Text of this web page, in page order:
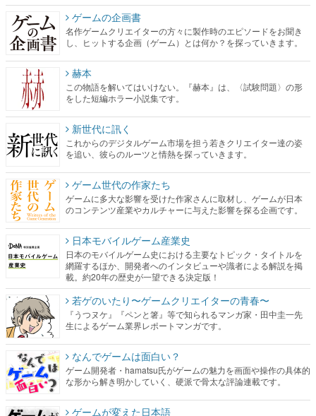
ゲームの企画書
名作ゲームクリエイターの方々に製作時のエピソードをお聞き
し、ヒットする企画（ゲーム）とは何か？を探っていきます。
赫本
この物語を解いてはいけない。『赫本』は、〈試験問題〉の形
をした短編ホラー小説集です。
新世代に訊く
これからのデジタルゲーム市場を担う若きクリエイター達の姿
を追い、彼らのルーツと情熱を探っていきます。
ゲーム世代の作家たち
ゲームに多大な影響を受けた作家さんに取材し、ゲームが日本
のコンテンツ産業やカルチャーに与えた影響を探る企画です。
日本モバイルゲーム産業史
日本のモバイルゲーム史における主要なトピック・タイトルを
網羅するほか、開発者へのインタビューや識者による解説を掲
載。約20年の歴史が一望できる決定版！
若ゲのいたり〜ゲームクリエイターの青春〜
『うつヌケ』『ペンと箸』等で知られるマンガ家・田中圭一先
生によるゲーム業界レポートマンガです。
なんでゲームは面白い？
ゲーム開発者・hamatsu氏がゲームの魅力を画面や操作の具体的
な形から解き明かしていく、硬派で骨太な評論連載です。
ゲームが変えた日本語